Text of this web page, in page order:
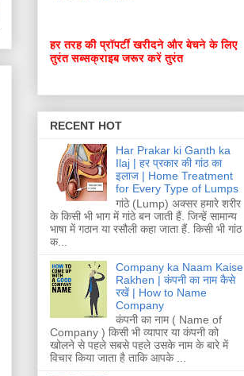
हर तरह की प्रॉपर्टी खरीदने और बेचने के लिए
तुरंत सब्सक्राइब जरूर करें तुरंत
RECENT HOT
Har Prakar ki Ganth ka
Ilaj | हर प्रकार की गांठ का
इलाज | Home Treatment
for Every Type of Lumps
गांठे (Lump) अक्सर हमारे शरीर
के किसी भी भाग में गांठे बन जाती हैं. जिन्हें सामान्य
भाषा में गठान या रसौली कहा जाता हैं. किसी भी गांठ
क...
Company ka Naam Kaise
Rakhen | कंपनी का नाम कैसे
रखें | How to Name
Company
कंपनी का नाम ( Name of
Company ) किसी भी व्यापार या कंपनी को
खोलने से पहले सबसे पहले उसके नाम के बारे में
विचार किया जाता है ताकि आपके ...